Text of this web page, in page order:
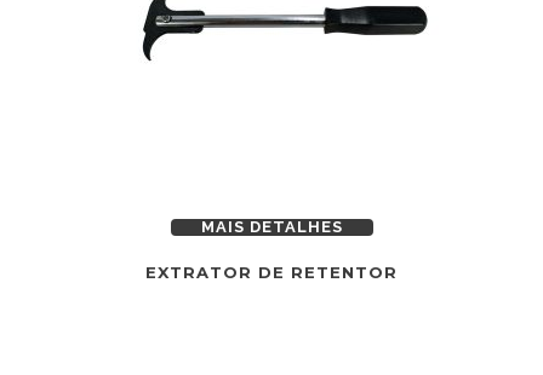
MAIS DETALHES
EXTRATOR DE RETENTOR